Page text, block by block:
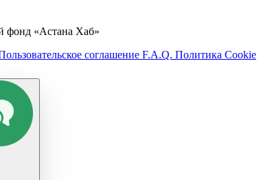
фонд «Астана Хаб»
соглашение F.A.Q. Политика Cookie